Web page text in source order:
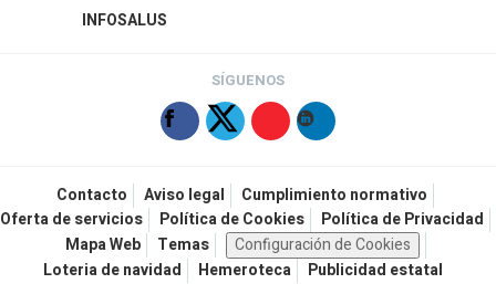
INFOSALUS
SÍGUENOS
Contacto Aviso legal
Cumplimiento normativo
Oferta de servicios
Política de Cookies
Política de Privacidad
Mapa Web
Temas
Configuración de Cookies
Loteria de navidad
Hemeroteca Publicidad estatal